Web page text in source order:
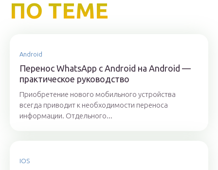
ПО ТЕМЕ
Android
Перенос WhatsApp с Android на Android —
практическое руководство
Приобретение нового мобильного устройства
всегда приводит к необходимости переноса
информации. Отдельного...
IOS